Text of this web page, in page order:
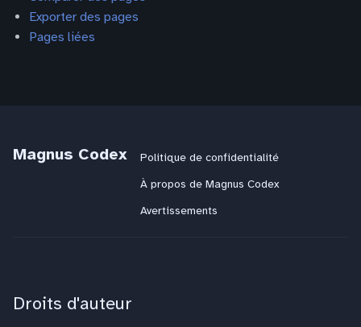
Exporter des pages
Pages liées
Magnus Codex
Politique de confidentialité
À propos de Magnus Codex
Avertissements
Droits d'auteur